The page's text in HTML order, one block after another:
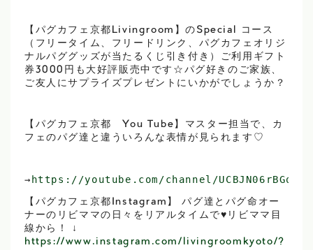
【パグカフェ京都Livingroom】のSpecial コース
（フリータイム、フリードリンク、パグカフェオリジ
ナルパググッズが当たるくじ引き付き）ご利用ギフト
券3000円も大好評販売中です☆パグ好きのご家族、
ご友人にサプライズプレゼントにいかがでしょうか？
【パグカフェ京都 You Tube】マスター担当で、カ
フェのパグ達と違ういろんな表情が見られます♡
→ https://youtube.com/channel/
【パグカフェ京都Instagram】 パグ達とパグ命オー
ナーのリビママの日々をリアルタイムで♥リビママ目
線から！ ↓
https://www.instagram.com/livingroomkyoto/?